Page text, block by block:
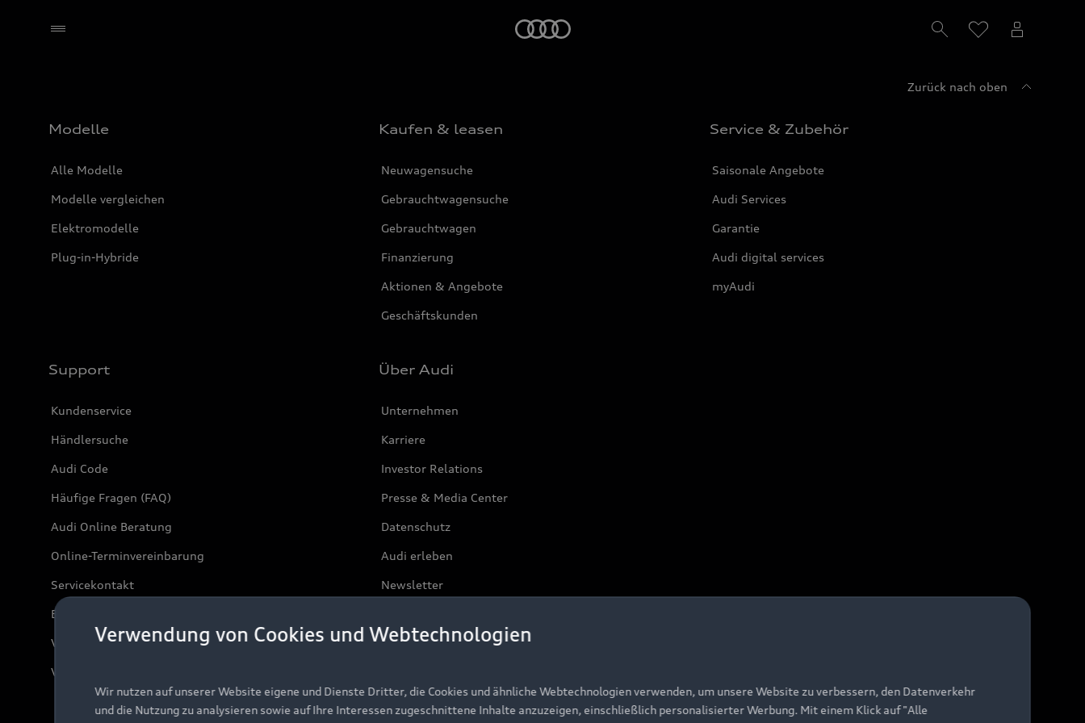
Zurück nach oben
Modelle
Alle Modelle
Modelle vergleichen
Elektromodelle
Plug-in-Hybride
Kaufen & leasen
Neuwagensuche
Gebrauchtwagensuche
Gebrauchtwagen
Finanzierung
Aktionen & Angebote
Geschäftskunden
Service & Zubehör
Saisonale Angebote
Audi Services
Garantie
Audi digital services
myAudi
Support
Kundenservice
Händlersuche
Audi Code
Häufige Fragen (FAQ)
Audi Online Beratung
Online-Terminvereinbarung
Servicekontakt
Bordbuch & Bedienungsanleitungen
Verträge kündigen
Vertrag widerrufen
Über Audi
Unternehmen
Karriere
Investor Relations
Presse & Media Center
Datenschutz
Audi erleben
Newsletter
Verwendung von Cookies und Webtechnologien
Wir nutzen auf unserer Website eigene und Dienste Dritter, die Cookies und ähnliche Webtechnologien verwenden, um unsere Website zu verbessern, den Datenverkehr
und die Nutzung zu analysieren sowie auf Ihre Interessen zugeschnittene Inhalte anzuzeigen, einschließlich personalisierter Werbung. Mit einem Klick auf "Alle